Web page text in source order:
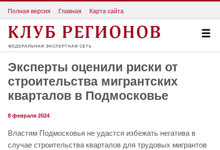
Полная версия Главная Карта сайта
Эксперты оценили риски от
строительства мигрантских
кварталов в Подмосковье
8 февраля 2024
Властям Подмосковья не удастся избежать негатива в
случае строительства кварталов для трудовых мигрантов